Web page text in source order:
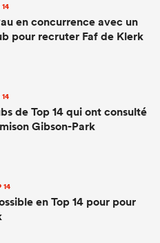
14
en concurrence avec un
pour recruter Faf de Klerk
14
de Top 14 qui ont consulté
Gibson-Park
14
en Top 14 pour pour